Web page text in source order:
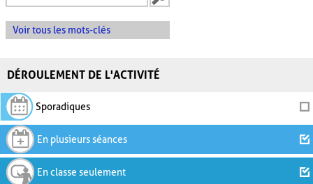
Voir tous les mots-clés
DÉROULEMENT DE L'ACTIVITÉ
Sporadiques
En plusieurs séances
En classe seulement